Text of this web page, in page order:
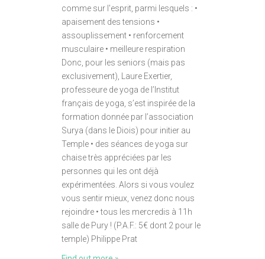
comme sur l'esprit, parmi lesquels : •
apaisement des tensions •
assouplissement • renforcement
musculaire • meilleure respiration
Donc, pour les seniors (mais pas
exclusivement), Laure Exertier,
professeure de yoga de l’Institut
français de yoga, s’est inspirée de la
formation donnée par l’association
Surya (dans le Diois) pour initier au
Temple • des séances de yoga sur
chaise très appréciées par les
personnes qui les ont déjà
expérimentées. Alors si vous voulez
vous sentir mieux, venez donc nous
rejoindre • tous les mercredis à 11h
salle de Pury ! (P.A.F.: 5€ dont 2 pour le
temple) Philippe Prat